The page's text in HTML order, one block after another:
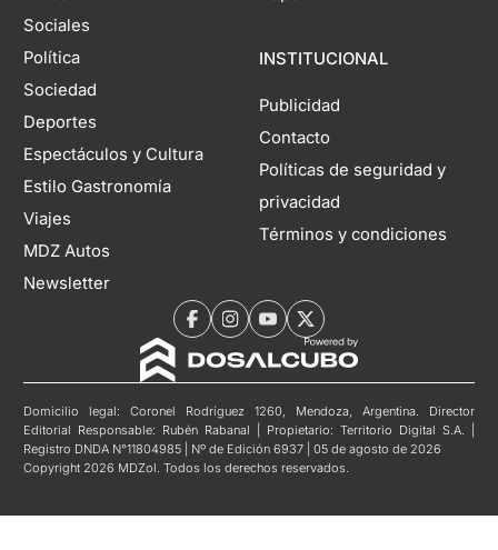
Sociales
Política
Sociedad
Deportes
Espectáculos y Cultura
Estilo Gastronomía
Viajes
MDZ Autos
Newsletter
INSTITUCIONAL
Publicidad
Contacto
Políticas de seguridad y
privacidad
Términos y condiciones
Domicilio legal: Coronel Rodríguez 1260, Mendoza, Argentina. Director
Editorial Responsable: Rubén Rabanal | Propietario: Territorio Digital S.A. |
Registro DNDA N°11804985 | Nº de Edición 6937 | 05 de agosto de 2026
Copyright 2026 MDZol. Todos los derechos reservados.